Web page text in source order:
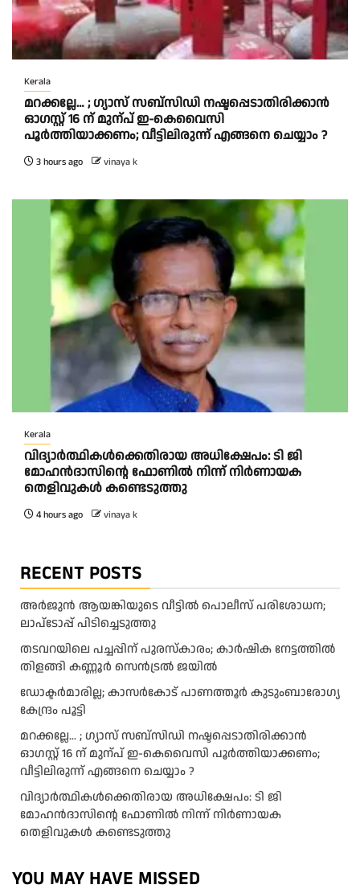
Kerala
മറക്കല്ലേ… ; ഗ്യാസ് സബ്സിഡി നഷ്ടപ്പെടാതിരിക്കാൻ
ഓഗസ്റ്റ് 16 ന് മുന്പ് ഇ-കെവൈസി
പൂർത്തിയാക്കണം; വീട്ടിലിരുന്ന് എങ്ങനെ ചെയ്യാം ?
3 hours ago vinaya k
Kerala
വിദ്യാര്‍ത്ഥികള്‍ക്കെതിരായ അധിക്ഷേപം: ടി ജി
മോഹന്‍ദാസിന്റെ ഫോണില്‍ നിന്ന് നിര്‍ണായക
തെളിവുകള്‍ കണ്ടെടുത്തു
4 hours ago vinaya k
RECENT POSTS
അർജുൻ ആയങ്കിയുടെ വീട്ടിൽ പൊലീസ് പരിശോധന;
ലാപ്ടോപ്പ് പിടിച്ചെടുത്തു
തടവറയിലെ പച്ചപ്പിന് പുരസ്‌കാരം; കാർഷിക നേട്ടത്തിൽ
തിളങ്ങി കണ്ണൂർ സെൻട്രൽ ജയിൽ
ഡോക്ടർമാരില്ല; കാസർകോട് പാണത്തൂർ കുടുംബാരോഗ്യ
കേന്ദ്രം പൂട്ടി
മറക്കല്ലേ… ; ഗ്യാസ് സബ്സിഡി നഷ്ടപ്പെടാതിരിക്കാൻ
ഓഗസ്റ്റ് 16 ന് മുന്പ് ഇ-കെവൈസി പൂർത്തിയാക്കണം;
വീട്ടിലിരുന്ന് എങ്ങനെ ചെയ്യാം ?
വിദ്യാര്‍ത്ഥികള്‍ക്കെതിരായ അധിക്ഷേപം: ടി ജി
മോഹന്‍ദാസിന്റെ ഫോണില്‍ നിന്ന് നിര്‍ണായക
തെളിവുകള്‍ കണ്ടെടുത്തു
YOU MAY HAVE MISSED